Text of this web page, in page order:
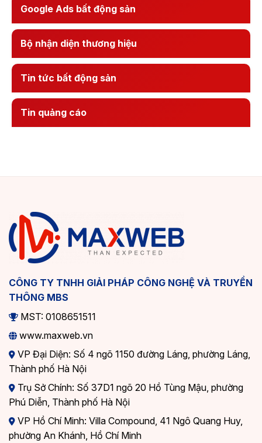
Google Ads bất động sản
Bộ nhận diện thương hiệu
Tin tức bất động sản
Tin quảng cáo
CÔNG TY TNHH GIẢI PHÁP CÔNG NGHỆ VÀ TRUYỀN
THÔNG MBS
MST: 0108651511
www.maxweb.vn
VP Đại Diện: Số 4 ngõ 1150 đường Láng, phường Láng,
Thành phố Hà Nội
Trụ Sở Chính: Số 37D1 ngõ 20 Hồ Tùng Mậu, phường
Phú Diễn, Thành phố Hà Nội
VP Hồ Chí Minh: Villa Compound, 41 Ngô Quang Huy,
phường An Khánh, Hồ Chí Minh